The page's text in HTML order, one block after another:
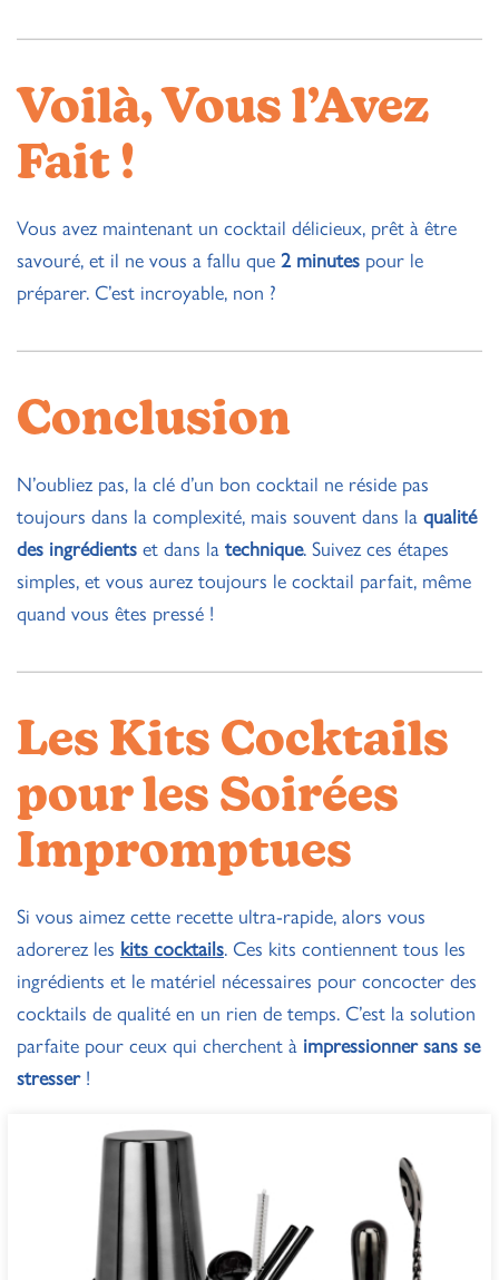
Voilà, Vous l’Avez
Fait !
Vous avez maintenant un cocktail délicieux, prêt à être
savouré, et il ne vous a fallu que 2 minutes pour le
préparer. C’est incroyable, non ?
Conclusion
N’oubliez pas, la clé d’un bon cocktail ne réside pas
toujours dans la complexité, mais souvent dans la qualité
des ingrédients et dans la technique. Suivez ces étapes
simples, et vous aurez toujours le cocktail parfait, même
quand vous êtes pressé !
Les Kits Cocktails
pour les Soirées
Impromptues
Si vous aimez cette recette ultra-rapide, alors vous
adorerez les kits cocktails. Ces kits contiennent tous les
ingrédients et le matériel nécessaires pour concocter des
cocktails de qualité en un rien de temps. C’est la solution
parfaite pour ceux qui cherchent à impressionner sans se
stresser!